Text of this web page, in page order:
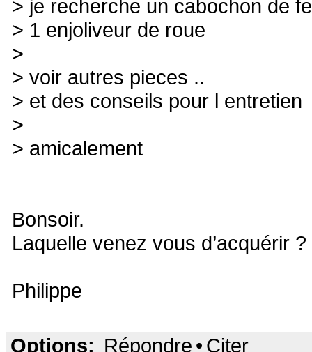
> je recherche un cabochon de
> 1 enjoliveur de roue
>
> voir autres pieces ..
> et des conseils pour l entretien
>
> amicalement
Bonsoir.
Laquelle venez vous d’acquérir ?
Philippe
Options: Répondre • Citer